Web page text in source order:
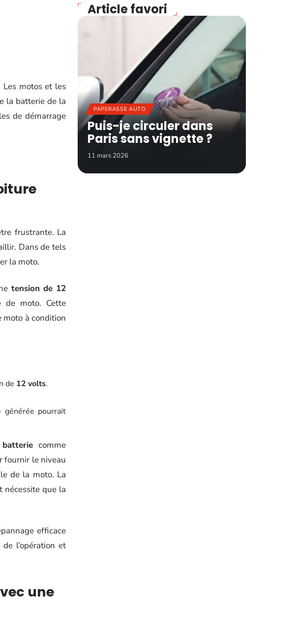
motos et les
la batterie de la
de démarrage
frustrante. La
Dans de tels
la moto.
tension de 12
de moto. Cette
à condition
de 12 volts.
générée pourrait
comme
fournir le niveau
de la moto. La
nécessite que la
efficace
l’opération et
une
Article favori
PAPERASSE AUTO
Puis-je circuler dans
Paris sans vignette ?
11 mars 2026